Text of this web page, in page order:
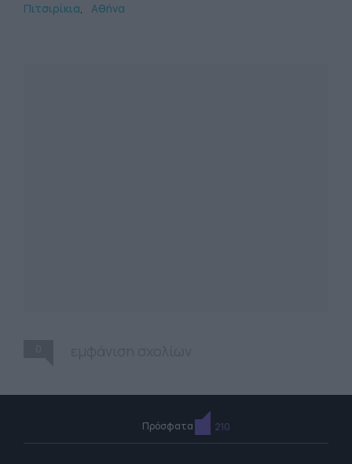
Πιτσιρίκια
Αθήνα
Πρόσφατα 210